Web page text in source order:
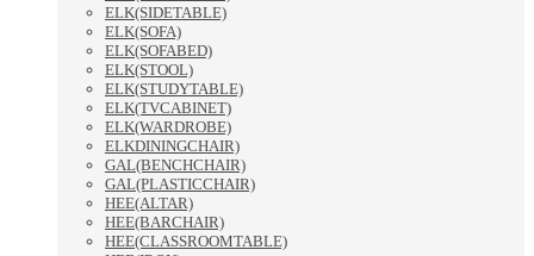
ELK(SIDETABLE)
ELK(SOFA)
ELK(SOFABED)
ELK(STOOL)
ELK(STUDYTABLE)
ELK(TVCABINET)
ELK(WARDROBE)
ELKDININGCHAIR)
GAL(BENCHCHAIR)
GAL(PLASTICCHAIR)
HEE(ALTAR)
HEE(BARCHAIR)
HEE(CLASSROOMTABLE)